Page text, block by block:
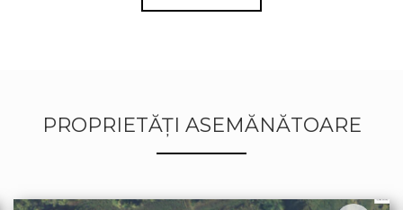
PROPRIETĂȚI ASEMĂNĂTOARE